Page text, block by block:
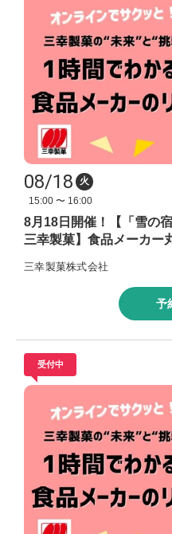
08/18
火
15:00 〜 16:00
8月18日開催！【「雪の
三幸製菓】食品メーカー
三幸製菓株式会社
予
受付中